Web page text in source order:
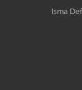
Isma